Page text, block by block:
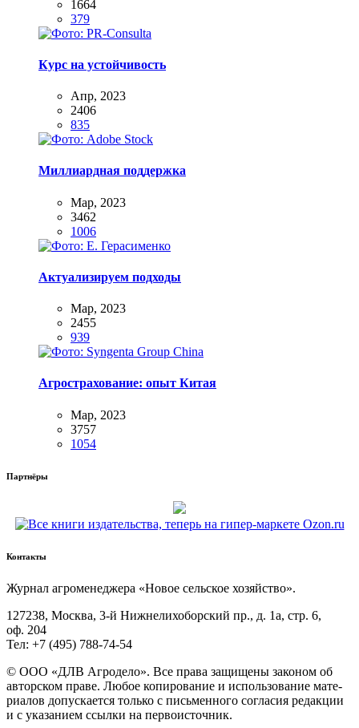
1664
379
Курс на устойчивость
Апр, 2023
2406
835
Миллиардная поддержка
Мар, 2023
3462
1006
Актуализируем подходы
Мар, 2023
2455
939
Агрострахование: опыт Китая
Мар, 2023
3757
1054
Партнёры
Контакты
Жур­нал агро­ме­не­дже­ра «Новое сель­ское хозяйство».
127238, Москва, 3‑й Ниж­не­ли­хо­бор­ский пр., д. 1а, стр. 6,
оф. 204
Тел: +7 (495) 788‑74‑54
© ООО «ДЛВ Агро­де­ло». Все пра­ва защи­ще­ны зако­ном об
автор­ском пра­ве. Любое копи­ро­ва­ние и исполь­зо­ва­ние мате­
ри­а­лов допус­ка­ет­ся толь­ко с пись­мен­но­го согла­сия редак­ции
и с ука­за­ни­ем ссыл­ки на первоисточник.